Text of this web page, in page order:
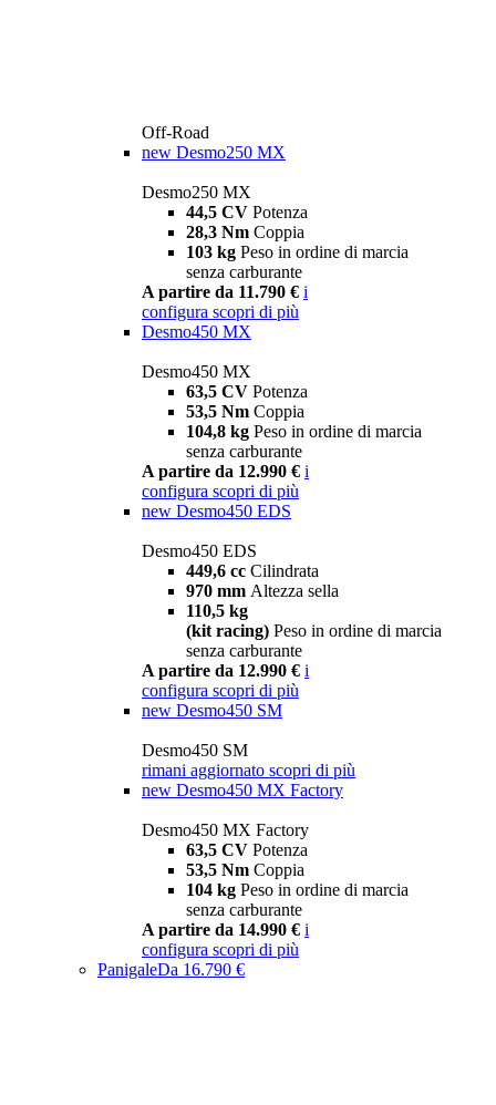
Off-Road
new Desmo250 MX
Desmo250 MX
44,5 CV Potenza
28,3 Nm Coppia
103 kg Peso in ordine di marcia
senza carburante
A partire da 11.790 € i
configura scopri di più
Desmo450 MX
Desmo450 MX
63,5 CV Potenza
53,5 Nm Coppia
104,8 kg Peso in ordine di marcia
senza carburante
A partire da 12.990 € i
configura scopri di più
new Desmo450 EDS
Desmo450 EDS
449,6 cc Cilindrata
970 mm Altezza sella
110,5 kg
(kit racing) Peso in ordine di marcia
senza carburante
A partire da 12.990 € i
configura scopri di più
new Desmo450 SM
Desmo450 SM
rimani aggiornato scopri di più
new Desmo450 MX Factory
Desmo450 MX Factory
63,5 CV Potenza
53,5 Nm Coppia
104 kg Peso in ordine di marcia
senza carburante
A partire da 14.990 € i
configura scopri di più
PanigaleDa 16.790 €